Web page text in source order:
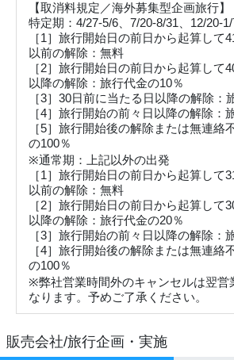
【取消料規定／海外募集型企画旅行】
特定期：4/27-5/6、7/20-8/31、12/20-
［1］旅行開始日の前日から起算して
以前の解除：無料
［2］旅行開始日の前日から起算して
以降の解除：旅行代金の10％
［3］30日前に当たる日以降の解除：
［4］旅行開始の前々日以降の解除：
［5］旅行開始後の解除または無連絡
の100％
※通常期：上記以外の出発
［1］旅行開始日の前日から起算して
以前の解除：無料
［2］旅行開始日の前日から起算して
以降の解除：旅行代金の20％
［3］旅行開始の前々日以降の解除：
［4］旅行開始後の解除または無連絡
の100％
※弊社営業時間外のキャンセルは翌営
なります。予めご了承ください。
販売会社/旅行企画・実施